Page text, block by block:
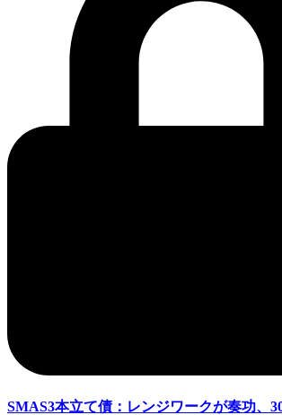
SMAS3本立て債：レンジワークが奏功、